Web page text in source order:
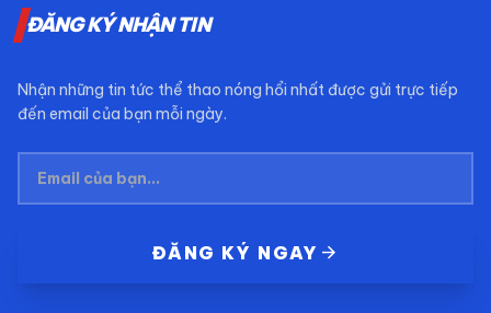
ĐĂNG KÝ NHẬN TIN
Nhận những tin tức thể thao nóng hổi nhất được gửi trực tiếp
đến email của bạn mỗi ngày.
ĐĂNG KÝ NGAY arrow_forward